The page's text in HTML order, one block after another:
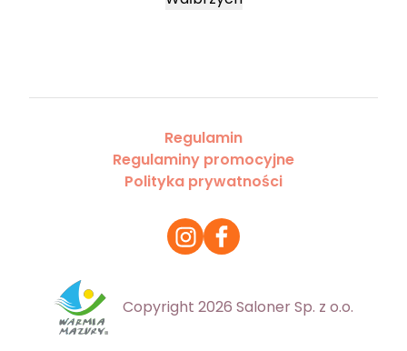
Regulamin
Regulaminy promocyjne
Polityka prywatności
Copyright 2026 Saloner Sp. z o.o.